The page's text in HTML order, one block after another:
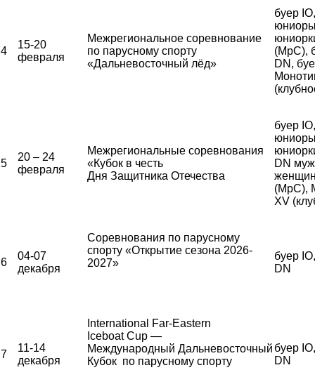
4
15-20
февраля
Межрегиональное соревнование
по парусному спорту
«Дальневосточный лёд»
буер
(МрС),
DN,
5
20 – 24
февраля
Межрегиональные соревнования
«Кубок в честь
Дня Защитника Отечества
буер
DN
(МрС),
XV
6
04-07
декабря
Соревнования по парусному
спорту «Открытие сезона 2026-
2027»
буер
DN
7
11-14
декабря
International Far-Eastern
Iceboat Cup —
Международный Дальневосточный
Кубок по парусному спорту
буер
DN